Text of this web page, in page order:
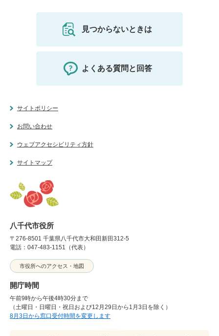
見つからないときは
よくある質問と回答
サイトポリシー
お問い合わせ
ウェブアクセシビリティ方針
サイトマップ
八千代市役所
〒276-8501 千葉県八千代市大和田新田312-5
電話：047-483-1151（代表）
市役所へのアクセス・地図
開庁時間
午前9時から午後4時30分まで
（土曜日・日曜日・祝日および12月29日から1月3日を除く）
8月3日から窓口受付時間を変更します